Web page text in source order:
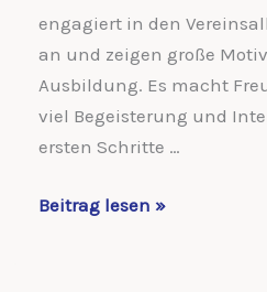
engagiert in den
an und zeigen große
Ausbildung. Es macht
viel Begeisterung und
ersten Schritte …
Flugschüler
Beitrag lesen »